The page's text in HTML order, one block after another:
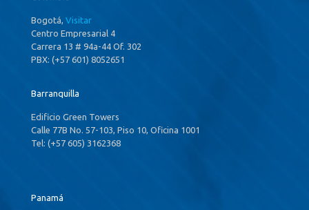
Bogotá, Visitar
Centro Empresarial 4
Carrera 13 # 94a-44 Of. 302
PBX: (+57 601) 8052651
Barranquilla
Edificio Green Towers
Calle 77B No. 57-103, Piso 10, Oficina 1001
Tel: (+57 605) 3162368
Panamá